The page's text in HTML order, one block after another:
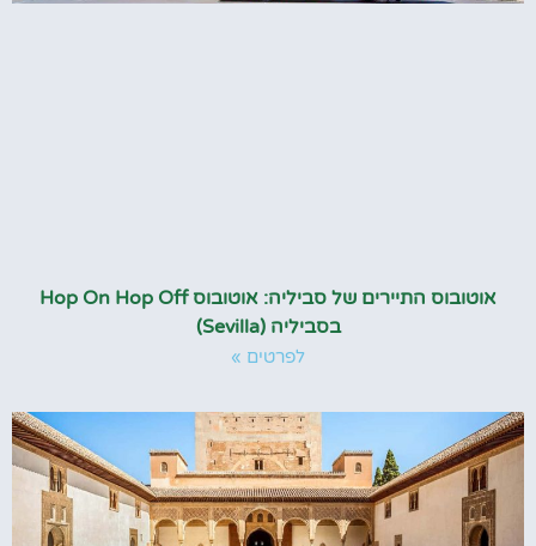
אוטובוס התיירים של סביליה: אוטובוס Hop On Hop Off
בסביליה (Sevilla)
לפרטים »